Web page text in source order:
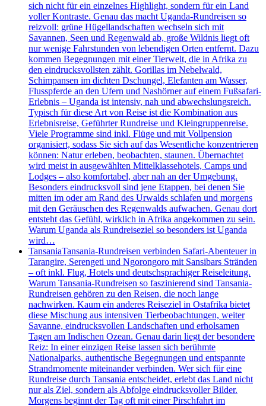
sich nicht für ein einzelnes Highlight, sondern für ein Land
voller Kontraste. Genau das macht Uganda-Rundreisen so
reizvoll: grüne Hügellandschaften wechseln sich mit
Savannen, Seen und Regenwald ab, große Wildnis liegt oft
nur wenige Fahrstunden von lebendigen Orten entfernt. Dazu
kommen Begegnungen mit einer Tierwelt, die in Afrika zu
den eindrucksvollsten zählt. Gorillas im Nebelwald,
Schimpansen im dichten Dschungel, Elefanten am Wasser,
Flusspferde an den Ufern und Nashörner auf einem Fußsafari-
Erlebnis – Uganda ist intensiv, nah und abwechslungsreich.
Typisch für diese Art von Reise ist die Kombination aus
Erlebnisreise, Geführter Rundreise und Kleingruppenreise.
Viele Programme sind inkl. Flüge und mit Vollpension
organisiert, sodass Sie sich auf das Wesentliche konzentrieren
können: Natur erleben, beobachten, staunen. Übernachtet
wird meist in ausgewählten Mittelklassehotels, Camps und
Lodges – also komfortabel, aber nah an der Umgebung.
Besonders eindrucksvoll sind jene Etappen, bei denen Sie
mitten im oder am Rand des Urwalds schlafen und morgens
mit den Geräuschen des Regenwalds aufwachen. Genau dort
entsteht das Gefühl, wirklich in Afrika angekommen zu sein.
Warum Uganda als Rundreiseziel so besonders ist Uganda
wird…
TansaniaTansania-Rundreisen verbinden Safari-Abenteuer in
Tarangire, Serengeti und Ngorongoro mit Sansibars Stränden
– oft inkl. Flug, Hotels und deutschsprachiger Reiseleitung.
Warum Tansania-Rundreisen so faszinierend sind Tansania-
Rundreisen gehören zu den Reisen, die noch lange
nachwirken. Kaum ein anderes Reiseziel in Ostafrika bietet
diese Mischung aus intensiven Tierbeobachtungen, weiter
Savanne, eindrucksvollen Landschaften und erholsamen
Tagen am Indischen Ozean. Genau darin liegt der besondere
Reiz: In einer einzigen Reise lassen sich berühmte
Nationalparks, authentische Begegnungen und entspannte
Strandmomente miteinander verbinden. Wer sich für eine
Rundreise durch Tansania entscheidet, erlebt das Land nicht
nur als Ziel, sondern als Abfolge eindrucksvoller Bilder.
Morgens beginnt der Tag oft mit einer Pirschfahrt im